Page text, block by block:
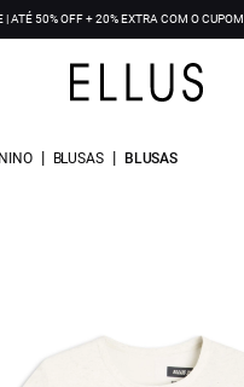
| ATÉ 50% OFF + 20% EXTRA COM O CUPOM
| BLUSAS | BLUSAS